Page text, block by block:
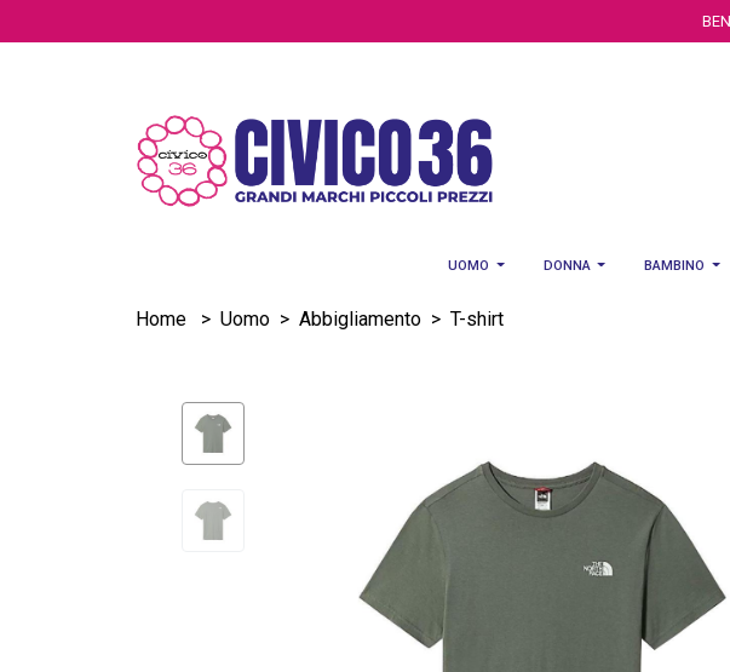
UOMO DONNA BAMBINO
Home > Uomo > Abbigliamento > T-shirt